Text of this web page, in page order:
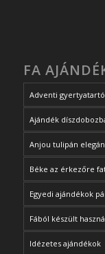
FA
Adventi gyertyatartó
Ajándék
Anjou tulipán
Béke az érkezőre
Egyedi ajándékok
Fából készült
Idézetes ajándékok